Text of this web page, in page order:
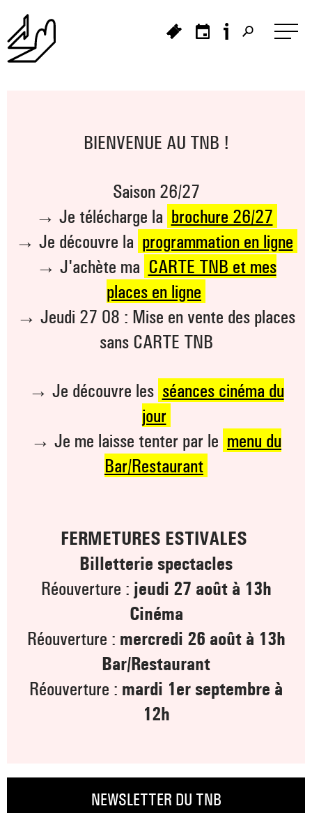
>
>
_ PROCHAINEMENT
_ LES SPECTACLES
_ HISTOIRE DU TNB
_ LE PROJET
_ FESTIVAL TNB
_ LES SALLES
_ ACTION TERRITORIALE
_ ACTION CULTURELLE
_ TNB SOLIDAIRE
_ ARCHIVES ET RESSOURCES
_ CRÉATIONS ET TOURNÉES
_ LES ARTISTES ASSOCIÉ·ES
_ COPRODUCTIONS
_ RÉSIDENCES D'ARTISTE
_ PRÉSENTATION
_ ACTUALITÉS
_ INSERTION PROFESSIONNELLE
_ PROMOTIONS
_ NOUS SOUTENIR
_ CONTACTS ET INFOS PRATIQUES
_ DEVENEZ MÉCÈNE
_ SOUTENEZ LE FESTIVAL TNB
_ PRATIQUER
_ EMPLOIS / STAGES
>
>
>
BIENVENUE AU TNB !
Saison 26/27
→ Je télécharge la brochure 26/27
→ Je découvre la programmation en ligne
→ J'achète ma CARTE TNB et mes
places en ligne
→ Jeudi 27 08 : Mise en vente des places
sans CARTE TNB
→ Je découvre les séances cinéma du
jour
→ Je me laisse tenter par le menu du
Bar/Restaurant
FERMETURES ESTIVALES
Billetterie spectacles
Réouverture : jeudi 27 août à 13h
Cinéma
Réouverture : mercredi 26 août à 13h
Bar/Restaurant
Réouverture : mardi 1er septembre à
12h
NEWSLETTER DU TNB